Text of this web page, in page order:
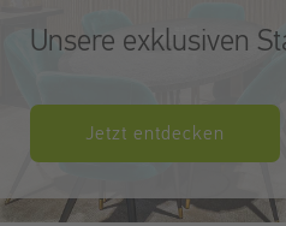
Unsere exklusiven
Jetzt entdecken